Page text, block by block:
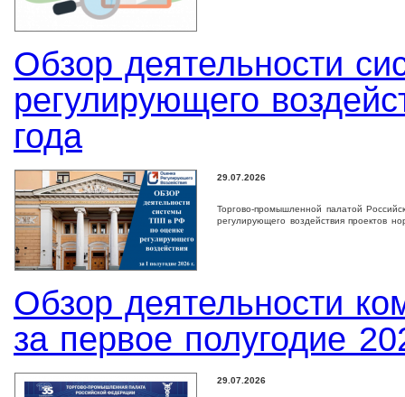
Обзор деятельности
регулирующего
года
29.07.2026
Торгово-промышленной палатой
регулирующего воздействия проектов
Обзор деятельности
за первое полугодие
29.07.2026